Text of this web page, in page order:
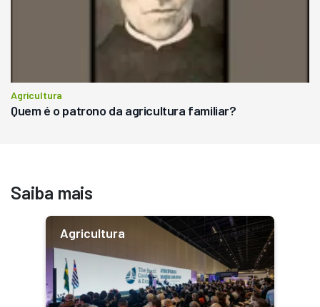
Agricultura
Quem é o patrono da agricultura familiar?
Saiba mais
Agricultura